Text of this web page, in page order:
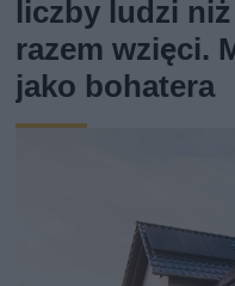
liczby ludzi
razem wzięci.
jako bohatera